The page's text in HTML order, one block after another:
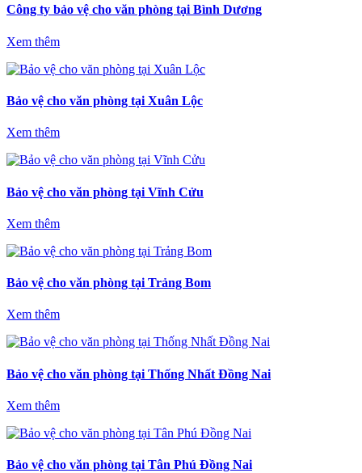
Công ty bảo vệ cho văn phòng tại Bình Dương
Xem thêm
Bảo vệ cho văn phòng tại Xuân Lộc
Xem thêm
Bảo vệ cho văn phòng tại Vĩnh Cửu
Xem thêm
Bảo vệ cho văn phòng tại Trảng Bom
Xem thêm
Bảo vệ cho văn phòng tại Thống Nhất‎ Đồng Nai
Xem thêm
Bảo vệ cho văn phòng tại Tân Phú Đồng Nai